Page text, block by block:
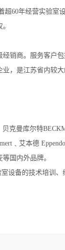
超60年经营实验室
经销商。服务客户
，是江苏省内较
克曼库尔特
艾本德
国内外品牌。
设备的技术培训、